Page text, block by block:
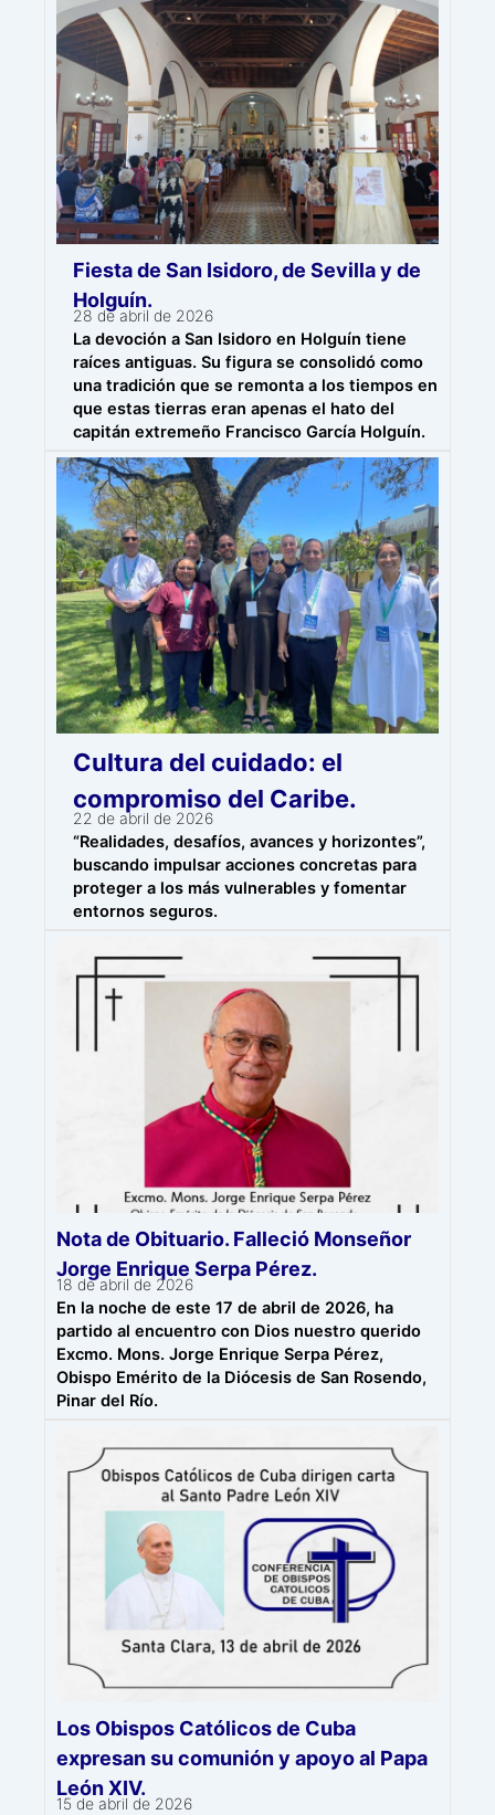
Fiesta de San Isidoro, de Sevilla y de
Holguín.
28 de abril de 2026
La devoción a San Isidoro en Holguín tiene
raíces antiguas. Su figura se consolidó como
una tradición que se remonta a los tiempos en
que estas tierras eran apenas el hato del
capitán extremeño Francisco García Holguín.
Cultura del cuidado: el
compromiso del Caribe.
22 de abril de 2026
“Realidades, desafíos, avances y horizontes”,
buscando impulsar acciones concretas para
proteger a los más vulnerables y fomentar
entornos seguros.
Nota de Obituario. Falleció Monseñor
Jorge Enrique Serpa Pérez.
18 de abril de 2026
En la noche de este 17 de abril de 2026, ha
partido al encuentro con Dios nuestro querido
Excmo. Mons. Jorge Enrique Serpa Pérez,
Obispo Emérito de la Diócesis de San Rosendo,
Pinar del Río.
Los Obispos Católicos de Cuba
expresan su comunión y apoyo al Papa
León XIV.
15 de abril de 2026